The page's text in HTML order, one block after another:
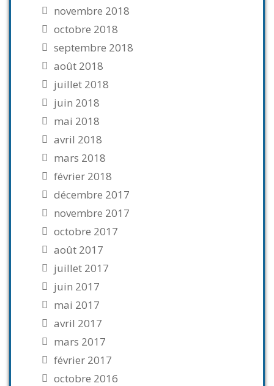
novembre 2018
octobre 2018
septembre 2018
août 2018
juillet 2018
juin 2018
mai 2018
avril 2018
mars 2018
février 2018
décembre 2017
novembre 2017
octobre 2017
août 2017
juillet 2017
juin 2017
mai 2017
avril 2017
mars 2017
février 2017
octobre 2016